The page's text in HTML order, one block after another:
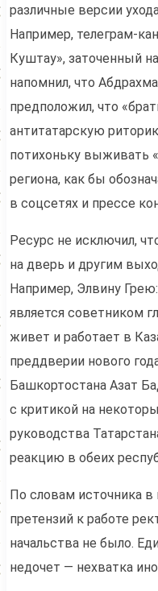
различные версии
Например, телеграм-
Куштау», заточенный
напомнил, что
предположил, что
антитатарскую
потихоньку выживать
региона, как бы
в соцсетях и прессе
Ресурс не исключил,
на дверь и другим
Например, Элвину
является советником
живет и работает в
преддверии нового
Башкортостана Азат
с критикой на
руководства
реакцию в обеих
По словам источника
претензий к работе
начальства не было.
недочет — нехватка